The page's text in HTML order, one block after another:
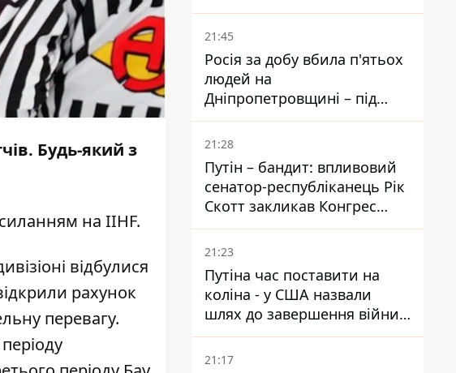
Будь-який з
на IIHF.
відбулися
рахунок
перевагу.
біль – він очолив народне
голосування
21:45
Росія за добу вбила п'ятьох
людей на
Дніпропетровщині – під
ударами опинилися п'ять
районів області
21:28
Путін – бандит: впливовий
сенатор-республіканець Рік
Скотт закликав Конгрес
притягнути РФ до
відповідальності за війну в
Україні
21:23
Путіна час поставити на
коліна - у США назвали
шлях до завершення війни -
National Security Journal
21:17